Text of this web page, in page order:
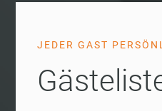
JEDER GAST